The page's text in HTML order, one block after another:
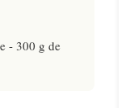
- 300 g de